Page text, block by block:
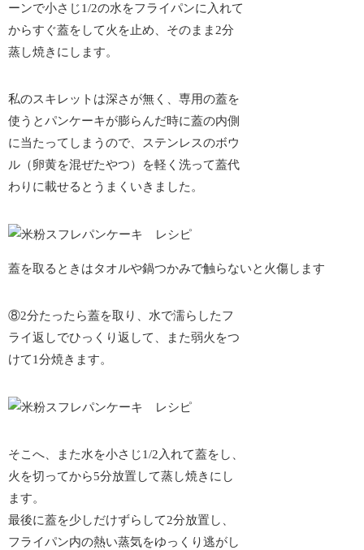
ーンで小さじ1/2の水をフライパンに入れて
からすぐ蓋をして火を止め、そのまま2分
蒸し焼きにします。
私のスキレットは深さが無く、専用の蓋を
使うとパンケーキが膨らんだ時に蓋の内側
に当たってしまうので、ステンレスのボウ
ル（卵黄を混ぜたやつ）を軽く洗って蓋代
わりに載せるとうまくいきました。
蓋を取るときはタオルや鍋つかみで触らないと火傷します
⑧2分たったら蓋を取り、水で濡らしたフ
ライ返しでひっくり返して、また弱火をつ
けて1分焼きます。
そこへ、また水を小さじ1/2入れて蓋をし、
火を切ってから5分放置して蒸し焼きにし
ます。
最後に蓋を少しだけずらして2分放置し、
フライパン内の熱い蒸気をゆっくり逃がし